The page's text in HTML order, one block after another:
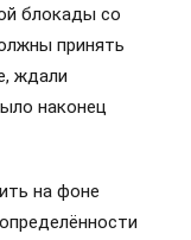
блокады со
принять
ждали
наконец
на фоне